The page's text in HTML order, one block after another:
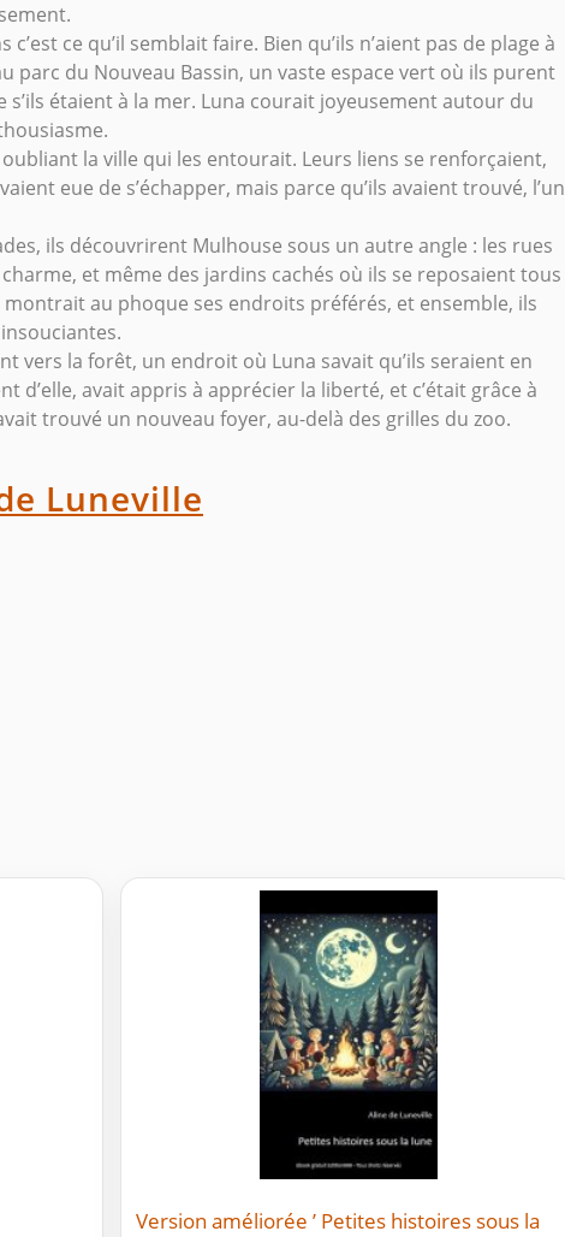
ce qu’il semblait faire. Bien qu’ils n’aient pas de plage à
parc du Nouveau Bassin, un vaste espace vert où ils purent
s’ils étaient à la mer. Luna courait joyeusement autour du
la ville qui les entourait. Leurs liens se renforçaient,
eue de s’échapper, mais parce qu’ils avaient trouvé, l’un
ils découvrirent Mulhouse sous un autre angle : les rues
et même des jardins cachés où ils se reposaient tous
au phoque ses endroits préférés, et ensemble, ils
vers la forêt, un endroit où Luna savait qu’ils seraient en
d’elle, avait appris à apprécier la liberté, et c’était grâce à
trouvé un nouveau foyer, au-delà des grilles du zoo.
Luneville
Version améliorée ’ Petites histoires sous la